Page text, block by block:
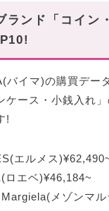
ランド「コイン
バイマ)の購買デー
ケース・小銭入れ
!
エルメス
ロエベ)¥46,184~
Margiela(メゾンマ